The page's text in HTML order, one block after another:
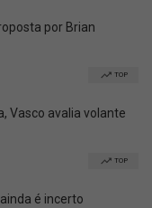
por Brian
TOP
Vasco avalia volante
TOP
é incerto